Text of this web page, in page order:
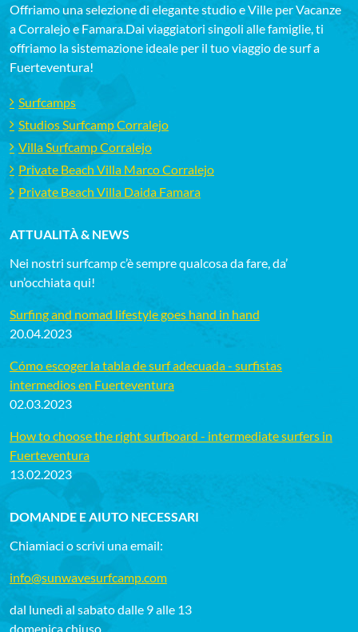
Offriamo una selezione di elegante studio e Ville per Vacanze
a Corralejo e Famara.Dai viaggiatori singoli alle famiglie, ti
offriamo la sistemazione ideale per il tuo viaggio de surf a
Fuerteventura!
Surfcamps
Studios Surfcamp Corralejo
Villa Surfcamp Corralejo
Private Beach Villa Marco Corralejo
Private Beach Villa Daida Famara
ATTUALITÀ & NEWS
Nei nostri surfcamp c’è sempre qualcosa da fare, da’
un’occhiata qui!
Surfing and nomad lifestyle goes hand in hand
20.04.2023
Cómo escoger la tabla de surf adecuada - surfistas
intermedios en Fuerteventura
02.03.2023
How to choose the right surfboard - intermediate surfers in
Fuerteventura
13.02.2023
DOMANDE E AIUTO NECESSARI
Chiamiaci o scrivi una email:
info@sunwavesurfcamp.com
dal lunedì al sabato dalle 9 alle 13
domenica chiuso